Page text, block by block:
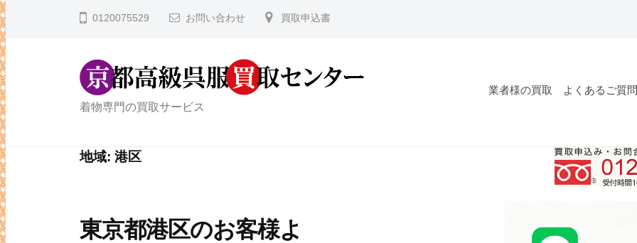
コ
ン
テ
ン
ツ
へ
ス
キ
ッ
プ
0120075529 お問い合わせ 買取申込書
京
高
服
着物専門の買取サービス
よくあるご質問
業者様の買取
地域: 港区
東京都港区のお客様よ
都
級
呉
服
買
セ
ー